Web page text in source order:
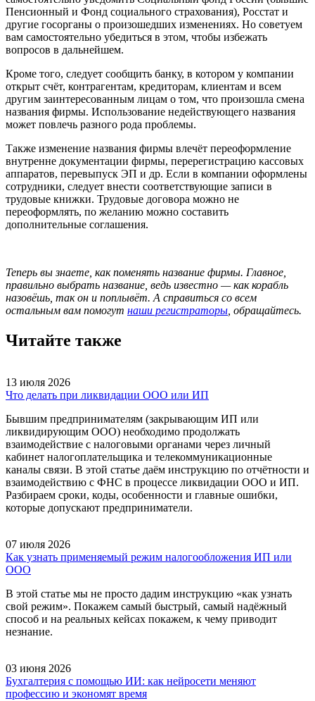
Пенсионный и Фонд социального страхования), Росстат и
другие госорганы о произошедших изменениях. Но советуем
вам самостоятельно убедиться в этом, чтобы избежать
вопросов в дальнейшем.
Кроме того, следует сообщить банку, в котором у компании
открыт счёт, контрагентам, кредиторам, клиентам и всем
другим заинтересованным лицам о том, что произошла смена
названия фирмы. Использование недействующего названия
может повлечь разного рода проблемы.
Также изменение названия фирмы влечёт переоформление
внутренне документации фирмы, перерегистрацию кассовых
аппаратов, перевыпуск ЭП и др. Если в компании оформлены
сотрудники, следует внести соответствующие записи в
трудовые книжки. Трудовые договора можно не
переоформлять, по желанию можно составить
дополнительные соглашения.
Теперь вы знаете, как поменять название фирмы. Главное,
правильно выбрать название, ведь известно — как корабль
назовёшь, так он и поплывёт. А справиться со всем
остальным вам помогут наши регистраторы , обращайтесь.
Читайте также
13 июля 2026
Что делать при ликвидации ООО или ИП
Бывшим предпринимателям (закрывающим ИП или
ликвидирующим ООО) необходимо продолжать
взаимодействие с налоговыми органами через личный
кабинет налогоплательщика и телекоммуникационные
каналы связи. В этой статье даём инструкцию по отчётности и
взаимодействию с ФНС в процессе ликвидации ООО и ИП.
Разбираем сроки, коды, особенности и главные ошибки,
которые допускают предприниматели.
07 июля 2026
Как узнать применяемый режим налогообложения ИП или
ООО
В этой статье мы не просто дадим инструкцию «как узнать
свой режим». Покажем самый быстрый, самый надёжный
способ и на реальных кейсах покажем, к чему приводит
незнание.
03 июня 2026
Бухгалтерия с помощью ИИ: как нейросети меняют
профессию и экономят время